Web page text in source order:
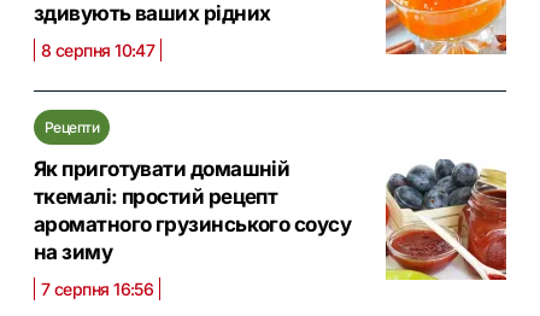
здивують ваших рідних
8 серпня 10:47
Рецепти
Як приготувати домашній
ткемалі: простий рецепт
ароматного грузинського соусу
на зиму
7 серпня 16:56